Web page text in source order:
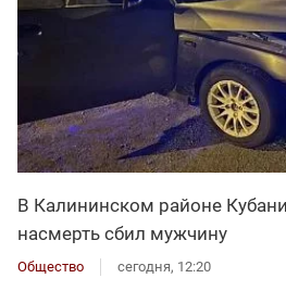
В Калининском районе
насмерть сбил мужчину
Общество сегодня, 12:20